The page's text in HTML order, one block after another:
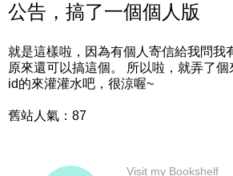
公告，搞了一個個人版
就是這樣啦，因為有個人寄信給我問我
原來還可以搞這個。 所以啦，就弄了
id的來灌灌水吧，很涼喔~
舊站人氣：87